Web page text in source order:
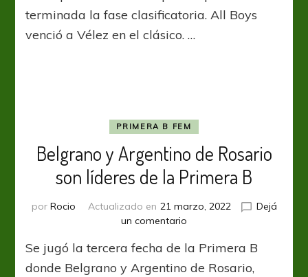
primera
terminada la fase clasificatoria. All Boys
venció a Vélez en el clásico. …
PRIMERA B FEM
Belgrano y Argentino de Rosario
son líderes de la Primera B
por Rocio Actualizado en 21 marzo, 2022
Dejá
un comentario
y
Argentino
Se jugó la tercera fecha de la Primera B
donde Belgrano y Argentino de Rosario,